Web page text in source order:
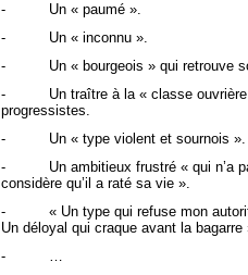
- Un « paumé ».
- Un « inconnu ».
- Un « bourgeois » qui retrouve
- Un traître à la « classe ouvrière »
progressistes.
- Un « type violent et sournois ».
- Un ambitieux frustré « qui n’a
considère qu’il a raté sa vie ».
- « Un type qui refuse mon
Un déloyal qui craque avant la
- …